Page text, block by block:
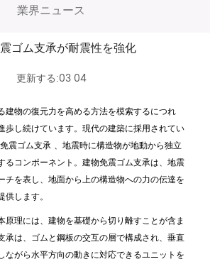
業界ニュース
ゴム支承が耐震性を強化
更新する:03 04
建物の復元力を高める方法を模索するにつれ
歩し続けています。現代の建築に採用されてい
震ゴム支承 、地震時に構造物が地動から独立
るコンポーネント。建物免震ゴム支承は、地震
チを表し、地面から上の構造物への力の伝達を
します。
原理には、建物を基礎から切り離すことが含ま
承は、ゴムと鋼板の交互の層で構成され、垂直
ながら水平方向の動きに対応できるユニットを